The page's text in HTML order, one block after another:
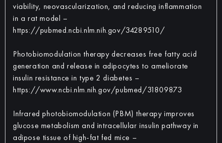
viability, neovascularization, and reducing inflammation
in a rat model –
https://pubmed.ncbi.nlm.nih.gov/34289510/
Photobiomodulation therapy decreases free fatty acid
generation and release in adipocytes to ameliorate
insulin resistance in type 2 diabetes –
https://www.ncbi.nlm.nih.gov/pubmed/31809873
Infrared photobiomodulation (PBM) therapy improves
glucose metabolism and intracellular insulin pathway in
adipose tissue of high-fat fed mice –